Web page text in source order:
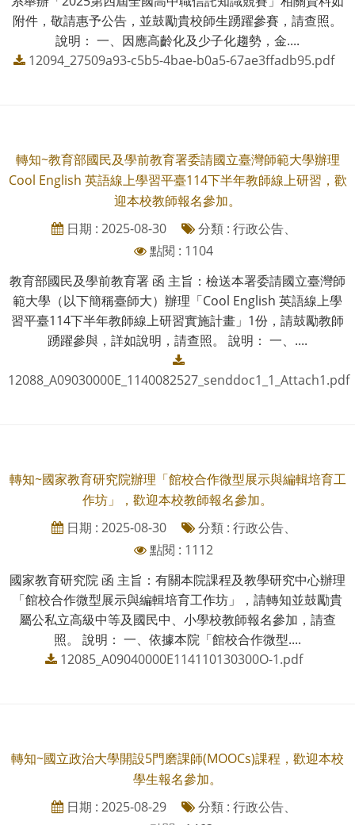
附件，敬請惠予公告，並鼓勵貴校師生踴躍參賽，請查照。
說明： 一、因應高齡化及少子化趨勢，金....
12094_27509a93-c5b5-4bae-b0a5-67ae3ffadb95.pdf
轉知~教育部國民及學前教育署委請國立臺灣師範大學辦理
Cool English 英語線上學習平臺114下半年教師線上研習，歡
迎本校教師報名參加。
日期 : 2025-08-30
分類 : 行政公告、
點閱 : 1104
教育部國民及學前教育署 函 主旨：檢送本署委請國立臺灣師
範大學（以下簡稱臺師大）辦理「Cool English 英語線上學
習平臺114下半年教師線上研習實施計畫」1份，請鼓勵教師
踴躍參與，詳如說明，請查照。 說明： 一、....
12088_A09030000E_1140082527_senddoc1_1_Attach1.pdf
轉知~國家教育研究院辦理「館校合作微型展示與編輯培育工
作坊」，歡迎本校教師報名參加。
日期 : 2025-08-30
分類 : 行政公告、
點閱 : 1112
國家教育研究院 函 主旨：有關本院課程及教學研究中心辦理
「館校合作微型展示與編輯培育工作坊」，請轉知並鼓勵貴
屬公私立高級中等及國民中、小學校教師報名參加，請查
照。 說明： 一、依據本院「館校合作微型....
12085_A09040000E114110130300O-1.pdf
轉知~國立政治大學開設5門磨課師(MOOCs)課程，歡迎本校
學生報名參加。
日期 : 2025-08-29
分類 : 行政公告、